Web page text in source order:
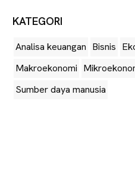
KATEGORI
Analisa keuangan Bisnis
Makroekonomi
Sumber daya manusia